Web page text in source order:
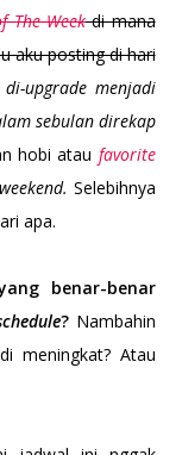
The Weekdi mana
aku posting di hari
upgrade menjadi
sebulan direkap
hobi atau favorite
weekend. Selebihnya
apa.
benar-benar
? Nambahin
meningkat? Atau